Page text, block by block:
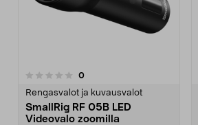
0arvostelut
Rengasvalot ja kuvausvalot
SmallRig RF 05B LED
Videovalo zoomilla
0.0 viidestä